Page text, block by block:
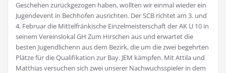
Geschehen zurückgezogen haben, wollten wir einmal wieder ein
Jugendevent in Bechhofen ausrichten. Der SCB richtet am 3. und
4. Februar die Mittelfränkische Einzelmeisterschaft der AK U 10 in
seinem Vereinslokal GH Zum Hirschen aus und erwartet die
besten Jugendlichenn aus dem Bezirk, die um die zwei begehrten
Plätze für die Qualifikation zur Bay. JEM kämpfen. Mit Attila und
Matthias versuchen sich zwei unserer Nachwuchsspieler in dem